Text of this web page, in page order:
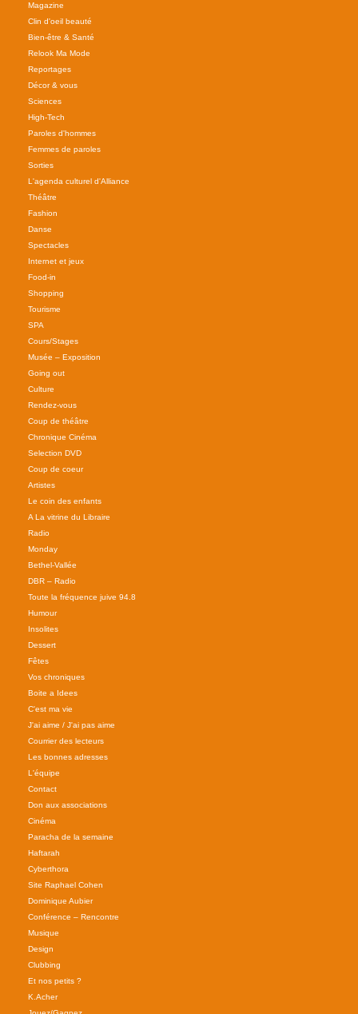
Magazine
Clin d'oeil beauté
Bien-être & Santé
Relook Ma Mode
Reportages
Décor & vous
Sciences
High-Tech
Paroles d'hommes
Femmes de paroles
Sorties
L'agenda culturel d'Alliance
Théâtre
Fashion
Danse
Spectacles
Internet et jeux
Food-in
Shopping
Tourisme
SPA
Cours/Stages
Musée – Exposition
Going out
Culture
Rendez-vous
Coup de théâtre
Chronique Cinéma
Selection DVD
Coup de coeur
Artistes
Le coin des enfants
A La vitrine du Libraire
Radio
Monday
Bethel-Vallée
DBR – Radio
Toute la fréquence juive 94.8
Humour
Insolites
Dessert
Fêtes
Vos chroniques
Boite a Idees
C'est ma vie
J'ai aime / J'ai pas aime
Courrier des lecteurs
Les bonnes adresses
L'équipe
Contact
Don aux associations
Cinéma
Paracha de la semaine
Haftarah
Cyberthora
Site Raphael Cohen
Dominique Aubier
Conférence – Rencontre
Musique
Design
Clubbing
Et nos petits ?
K.Acher